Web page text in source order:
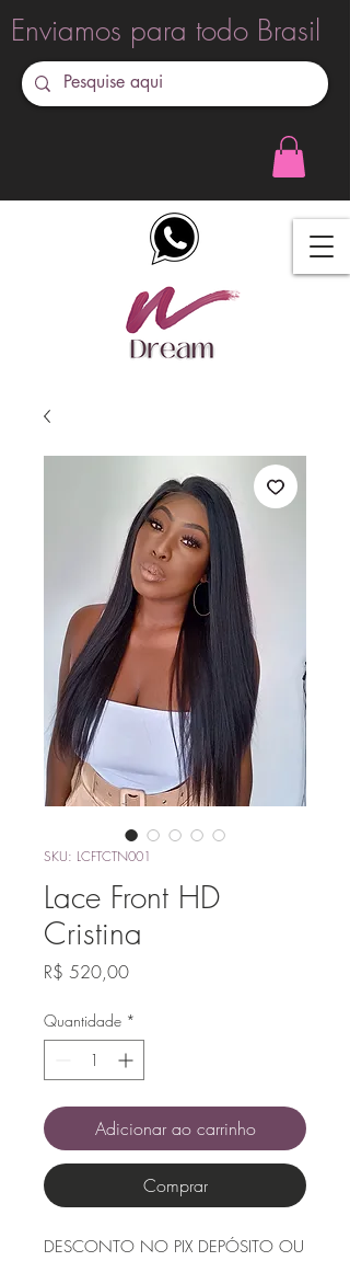
Enviamos para todo Brasil
SKU: LCFTCTN001
Lace Front HD
Cristina
R$ 520,00Preço
Quantidade *
Adicionar ao carrinho
Comprar
DESCONTO NO PIX DEPÓSITO OU